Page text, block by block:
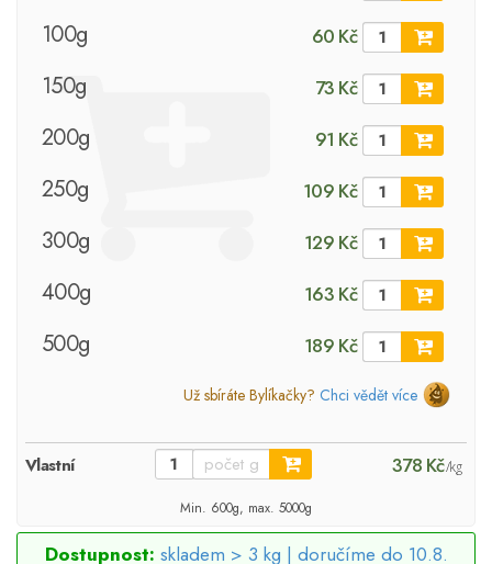
100g 60 Kč
150g 73 Kč
200g 91 Kč
250g 109 Kč
300g 129 Kč
400g 163 Kč
500g 189 Kč
Už sbíráte Bylíkačky? Chci vědět více
Vlastní 378 Kč/kg
Min. 600g, max. 5000g
Dostupnost: skladem > 3 kg | doručíme do 10.8.